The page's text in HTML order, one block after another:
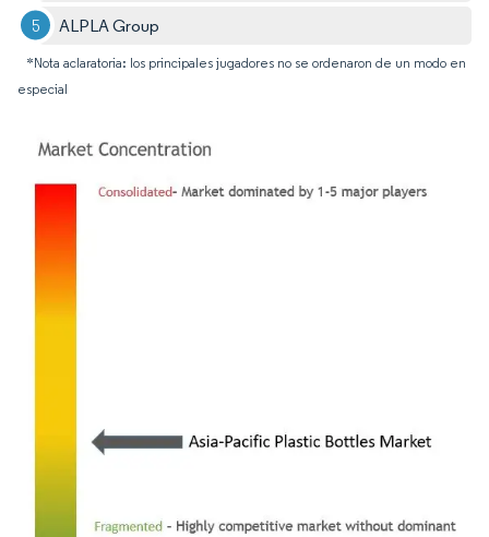
ALPLA Group
*Nota aclaratoria: los principales jugadores no se ordenaron de un modo en
especial